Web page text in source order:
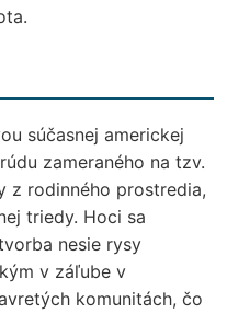
súčasnej americkej
zameraného na tzv.
z rodinného prostredia,
triedy. Hoci sa
nesie rysy
v záľube v
komunitách, čo